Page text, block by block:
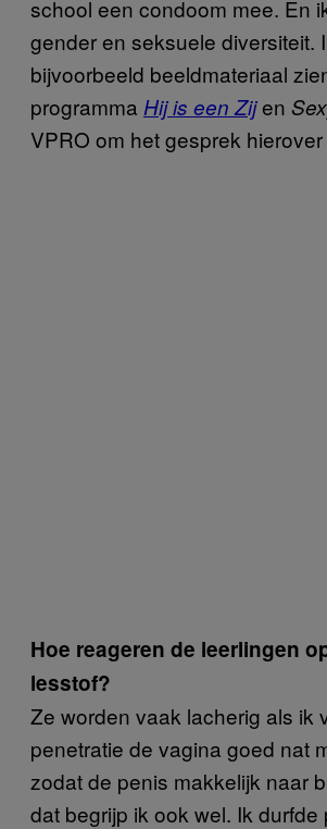
school een condoom mee. En
gender en seksuele diversiteit.
bijvoorbeeld beeldmateriaal
programma Hij is een Zijen
VPRO om het gesprek
Hoe reageren de leerlingen
lesstof?
Ze worden vaak lacherig als ik
penetratie de vagina goed nat
zodat de penis makkelijk naar
dat begrijp ik ook wel. Ik durfde